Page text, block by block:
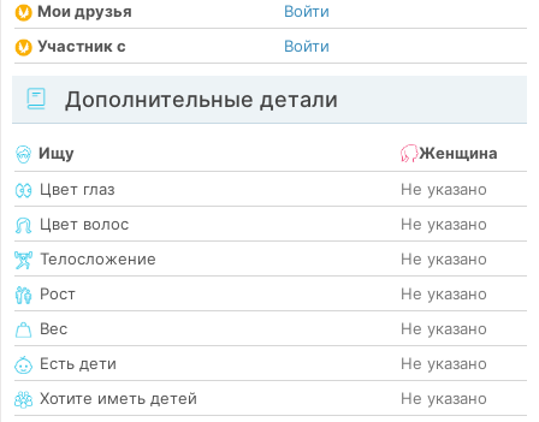
Мои друзья
Войти
Участник с
Войти
Дополнительные детали
Ищу
Женщина
Цвет глаз
Не указано
Цвет волос
Не указано
Телосложение
Не указано
Рост
Не указано
Вес
Не указано
Есть дети
Не указано
Хотите иметь детей
Не указано